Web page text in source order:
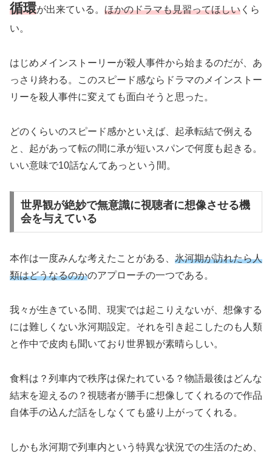
循環が出来ている。 ほかのドラマも見習ってほしい くら
い。
はじめメインストーリーが殺人事件から始まるのだが、あ
っさり終わる。このスピード感ならドラマのメインストー
リーを殺人事件に変えても面白そうと思った。
どのくらいのスピード感かといえば、起承転結で例える
と、起があって転の間に承が短いスパンで何度も起きる。
いい意味で10話なんてあっという間。
世界観が絶妙で無意識に視聴者に想像させる機
会を与えている
本作は一度みんな考えたことがある、 氷河期が訪れたら人
類はどうなるのかのアプローチの一つである。
我々が生きている間、現実では起こりえないが、想像する
には難しくない氷河期設定。それを引き起こしたのも人類
と作中で皮肉も聞いており世界観が素晴らしい。
食料は？列車内で秩序は保たれている？物語最後はどんな
結末を迎えるの？視聴者が勝手に想像してくれるので作品
自体手の込んだ話をしなくても盛り上がってくれる。
しかも氷河期で列車内という特異な状況での生活のため、